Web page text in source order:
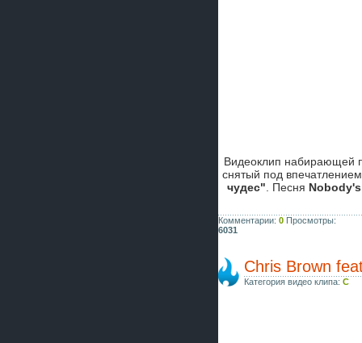
Видеоклип набирающей
снятый под
чудес" . Песня
Комментарии: 0 Просмотры:
6031
Chris Brown
Категория видео клипа: C